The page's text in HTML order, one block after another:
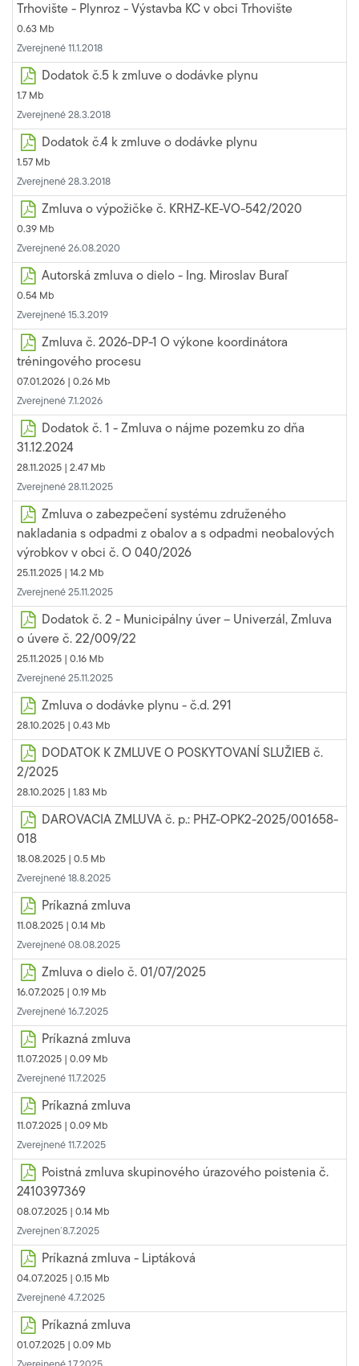
Trhovište - Plynroz - Výstavba KC v obci Trhovište
0.63 Mb
Zverejnené 11.1.2018
Dodatok č.5 k zmluve o dodávke plynu
1.7 Mb
Zverejnené 28.3.2018
Dodatok č.4 k zmluve o dodávke plynu
1.57 Mb
Zverejnené 28.3.2018
Zmluva o výpožičke č. KRHZ-KE-VO-542/2020
0.39 Mb
Zverejnené 26.08.2020
Autorská zmluva o dielo - Ing. Miroslav Buraľ
0.54 Mb
Zverejnené 15.3.2019
Zmluva č. 2026-DP-1 O výkone koordinátora
tréningového procesu
07.01.2026 | 0.26 Mb
Zverejnené 7.1.2026
Dodatok č. 1 - Zmluva o nájme pozemku zo dňa
31.12.2024
28.11.2025 | 2.47 Mb
Zverejnené 28.11.2025
Zmluva o zabezpečení systému združeného
nakladania s odpadmi z obalov a s odpadmi neobalových
výrobkov v obci č. O 040/2026
25.11.2025 | 14.2 Mb
Zverejnené 25.11.2025
Dodatok č. 2 - Municipálny úver – Univerzál, Zmluva
o úvere č. 22/009/22
25.11.2025 | 0.16 Mb
Zverejnené 25.11.2025
Zmluva o dodávke plynu - č.d. 291
28.10.2025 | 0.43 Mb
DODATOK K ZMLUVE O POSKYTOVANÍ SLUŽIEB č.
2/2025
28.10.2025 | 1.83 Mb
DAROVACIA ZMLUVA č. p.: PHZ-OPK2-2025/001658-
018
18.08.2025 | 0.5 Mb
Zverejnené 18.8.2025
Príkazná zmluva
11.08.2025 | 0.14 Mb
Zverejnené 08.08.2025
Zmluva o dielo č. 01/07/2025
16.07.2025 | 0.19 Mb
Zverejnené 16.7.2025
Príkazná zmluva
11.07.2025 | 0.09 Mb
Zverejnené 11.7.2025
Príkazná zmluva
11.07.2025 | 0.09 Mb
Zverejnené 11.7.2025
Poistná zmluva skupinového úrazového poistenia č.
2410397369
08.07.2025 | 0.14 Mb
Zverejnen´8.7.2025
Príkazná zmluva - Liptáková
04.07.2025 | 0.15 Mb
Zverejnené 4.7.2025
Príkazná zmluva
01.07.2025 | 0.09 Mb